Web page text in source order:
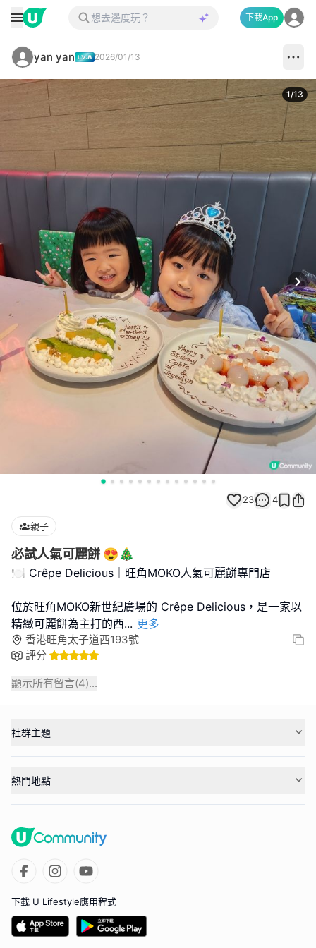
下載App
yan yan 2026/01/13
1/13
23 4
親子
必試人氣可麗餅 😍🎄
🍽️ Crêpe Delicious｜旺角MOKO人氣可麗餅專門店
位於旺角MOKO新世紀廣場的 Crêpe Delicious，是一家以
精緻可麗餅為主打的西... 更多
香港旺角太子道西193號
評分
顯示所有留言(4)...
社群主題
熱門地點
下載 U Lifestyle應用程式